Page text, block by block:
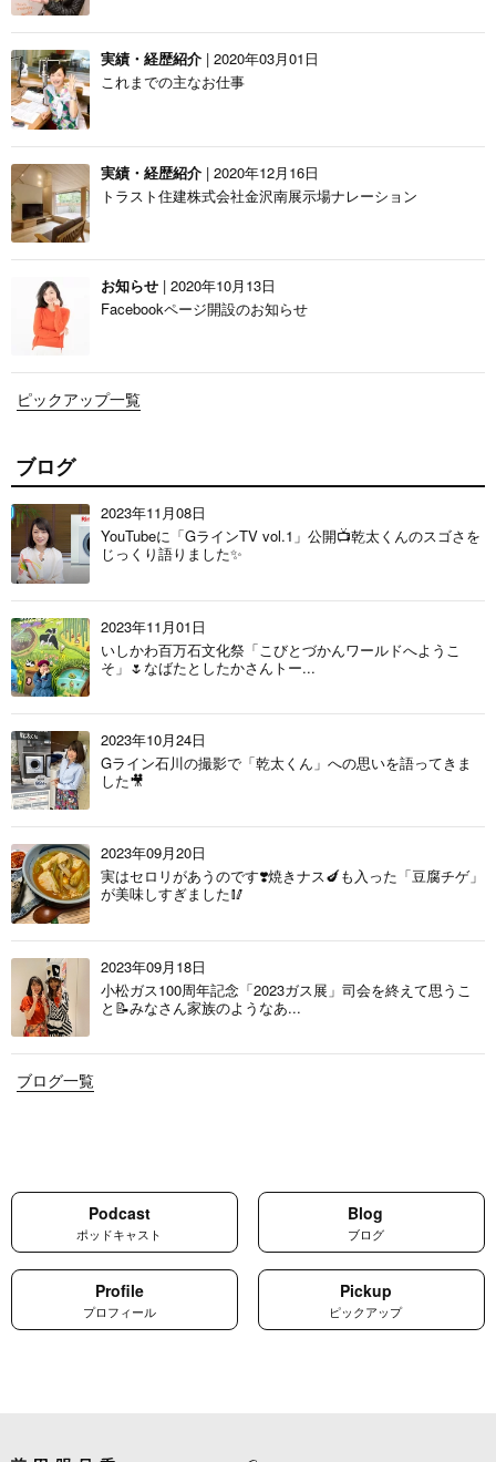
実績・経歴紹介 | 2020年03月01日
これまでの主なお仕事
実績・経歴紹介 | 2020年12月16日
トラスト住建株式会社金沢南展示場ナレーション
お知らせ | 2020年10月13日
Facebookページ開設のお知らせ
ピックアップ一覧
ブログ
2023年11月08日
YouTubeに「GラインTV vol.1」公開📺乾太くんのスゴさを
じっくり語りました✨
2023年11月01日
いしかわ百万石文化祭「こびとづかんワールドへようこ
そ」🌷なばたとしたかさんトー...
2023年10月24日
Gライン石川の撮影で「乾太くん」への思いを語ってきま
した🎥
2023年09月20日
実はセロリがあうのです❣️焼きナス🍆も入った「豆腐チゲ」
が美味しすぎました🥢
2023年09月18日
小松ガス100周年記念「2023ガス展」司会を終えて思うこ
と📝みなさん家族のようなあ...
ブログ一覧
Podcast
ポッドキャスト
Blog
ブログ
Profile
プロフィール
Pickup
ピックアップ